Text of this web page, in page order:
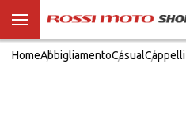
HomeAbbigliamentoCasualCappelli